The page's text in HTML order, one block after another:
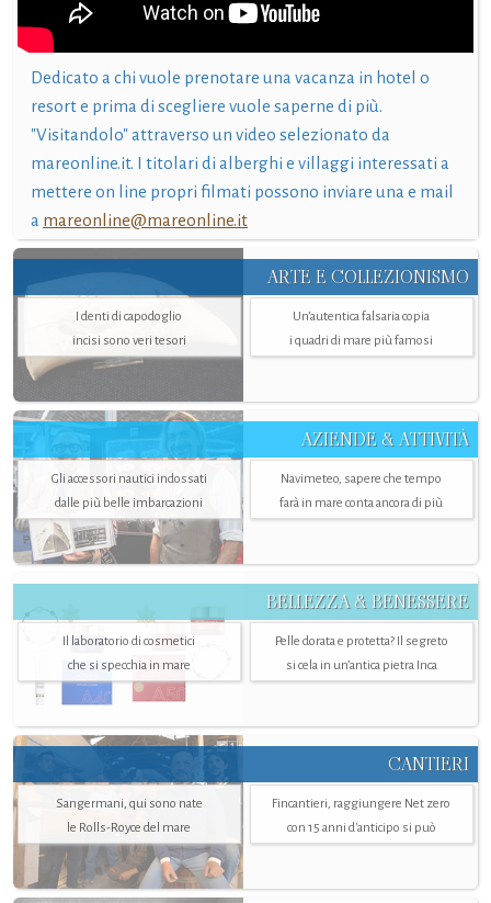
Dedicato a chi vuole prenotare una vacanza in hotel o
resort e prima di scegliere vuole saperne di più.
"Visitandolo" attraverso un video selezionato da
mareonline.it. I titolari di alberghi e villaggi interessati a
mettere on line propri filmati possono inviare una e mail
a mareonline@mareonline.it
ARTE E COLLEZIONISMO
I denti di capodoglio
incisi sono veri tesori
Un’autentica falsaria copia
i quadri di mare più famosi
AZIENDE & ATTIVITÀ
Gli accessori nautici indossati
dalle più belle imbarcazioni
Navimeteo, sapere che tempo
farà in mare conta ancora di più
BELLEZZA & BENESSERE
Il laboratorio di cosmetici
che si specchia in mare
Pelle dorata e protetta? Il segreto
si cela in un’antica pietra Inca
CANTIERI
Sangermani, qui sono nate
le Rolls-Royce del mare
Fincantieri, raggiungere Net zero
con 15 anni d'anticipo si può